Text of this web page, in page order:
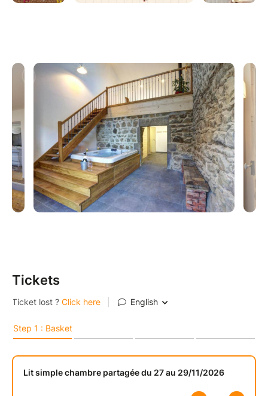
-Crochet
Inclus dans le prix :
-> Hébergement et table en maison d'hôte
->Les ateliers créatifs ainsi que le matériel nécessaire
->Draps et serviettes de toilette
Non inclus :
-> Le transport pour se rendre sur place
Le séjour est exclusivement réservé aux femmes
âgées de +18 ans.
Tickets